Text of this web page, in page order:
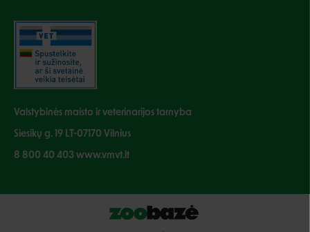
Valstybinės maisto ir veterinarijos tarnyba
Siesikų g. 19 LT-07170 Vilnius
8 800 40 403 www.vmvt.lt